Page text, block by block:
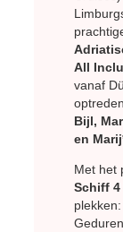
All
vanaf
Bijl,
en
Met het
Schiff 4
plekken: